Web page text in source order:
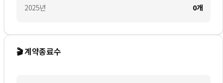
2025년
0개
🎬 계약종료수